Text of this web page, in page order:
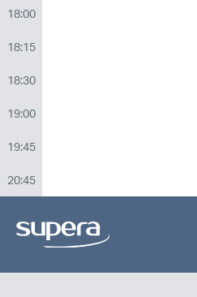
18:00
18:15
18:30
19:00
19:45
20:45